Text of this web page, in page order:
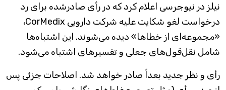
نیلز در نیوجرسی اعلام کرد که در رأی صادرشده برای رد
درخواست لغو شکایت علیه شرکت دارویی CorMedix،
«مجموعه‌ای از خطاها» دیده می‌شوند. این اشتباه‌ها
شامل نقل‌قول‌های جعلی و تفسیرهای اشتباه می‌شود.
رأی و نظر جدید بعداً صادر خواهد شد. اصلاحات جزئی پس